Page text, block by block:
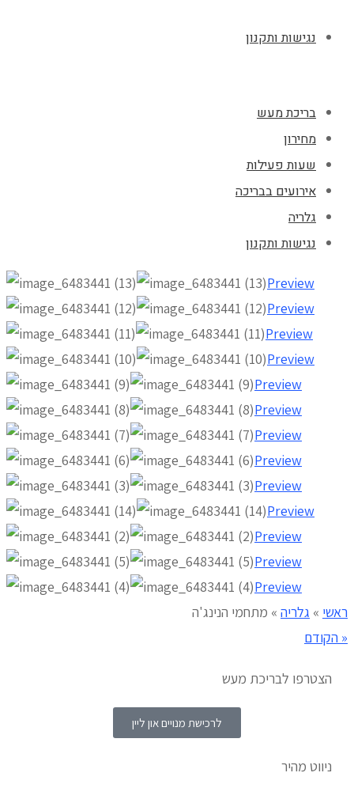
נגישות ותקנון
בריכת מעש
מחירון
שעות פעילות
אירועים בבריכה
גלריה
נגישות ותקנון
Preview
Preview
Preview
Preview
Preview
Preview
Preview
Preview
Preview
Preview
Preview
Preview
Preview
ראשי » גלריה » מתחמי הנינג'ה
« הקודם
הצטרפו לבריכת מעש
לרכישת מנויים און ליין
ניווט מהיר